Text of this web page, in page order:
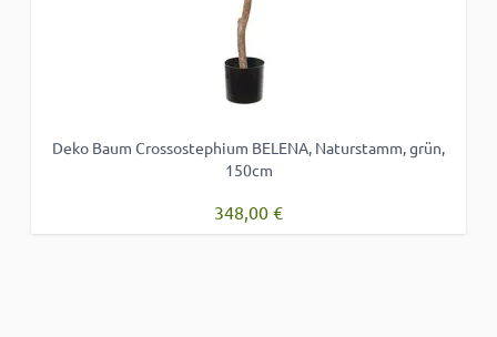
Deko Baum Crossostephium BELENA, Naturstamm, grün,
150cm
348,00 €